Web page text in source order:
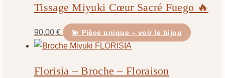
Tissage Miyuki Cœur Sacré Fuego 🔥
90,00 € 💫 Pièce unique – voir le bijou
Florisia – Broche – Floraison